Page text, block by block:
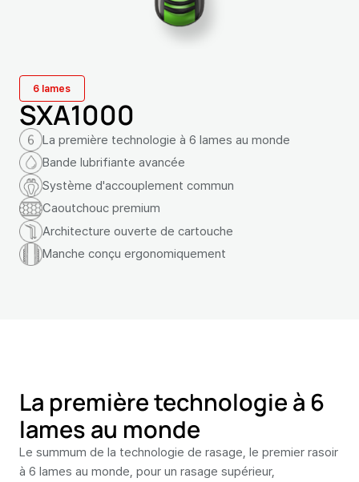
6 lames
SXA1000
La première technologie à 6 lames au monde
Bande lubrifiante avancée
Système d'accouplement commun
Caoutchouc premium
Architecture ouverte de cartouche
Manche conçu ergonomiquement
La première technologie à 6
lames au monde
Le summum de la technologie de rasage, le premier rasoir
à 6 lames au monde, pour un rasage supérieur,